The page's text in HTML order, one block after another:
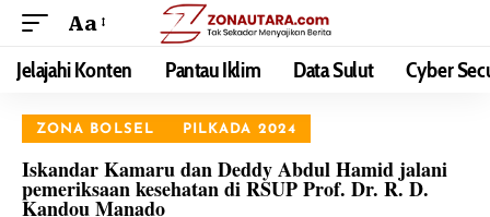
Aa
Jelajahi Konten Pantau Iklim Data Sulut Cyber
ZONA BOLSEL PILKADA 2024
Iskandar Kamaru dan Deddy Abdul Hamid jalani
pemeriksaan kesehatan di RSUP Prof. Dr. R. D.
Kandou Manado